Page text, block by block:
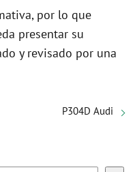
por lo que
presentar su
y revisado por una
P304D Audi